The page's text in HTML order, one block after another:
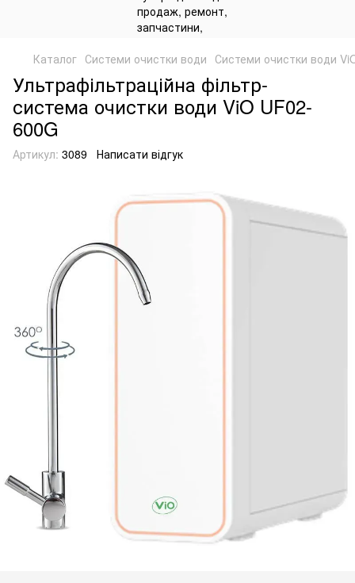
Каталог Системи очистки води Системи очистки води
Ультрафільтраційна фільтр-
система очистки води ViO UF02-
600G
Артикул: 3089 Написати відгук